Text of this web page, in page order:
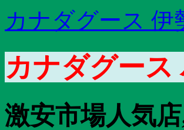
カナダグース 伊
カナダグース
激安市場人気